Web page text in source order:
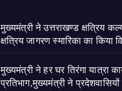
मुख्यमंत्री ने उत्तराखण्ड क्षत्रिय
क्षत्रिय जागरण स्मारिका का किया
मुख्यमंत्री ने हर घर तिरंगा यात्रा
प्रतिभाग,मुख्यमंत्री ने